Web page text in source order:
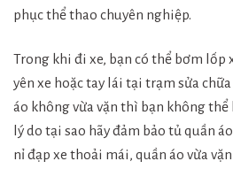
phục thể thao chuyên nghiệp.
Trong khi đi xe, bạn có thể bơm lốp
yên xe hoặc tay lái tại trạm sửa
áo không vừa vặn thì bạn không
lý do tại sao hãy đảm bảo tủ quần
nỉ đạp xe thoải mái, quần áo vừa